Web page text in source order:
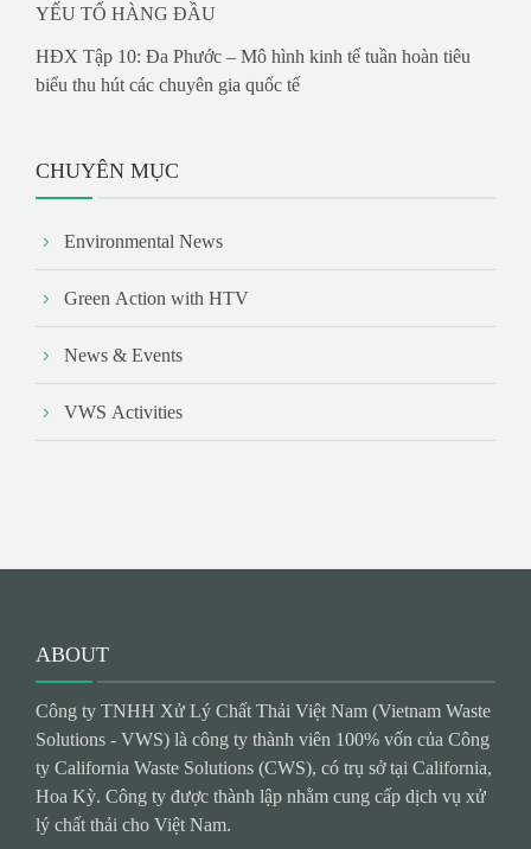
YẾU TỐ HÀNG ĐẦU
HĐX Tập 10: Đa Phước – Mô hình kinh tế tuần hoàn tiêu
biểu thu hút các chuyên gia quốc tế
CHUYÊN MỤC
Environmental News
Green Action with HTV
News & Events
VWS Activities
ABOUT
Công ty TNHH Xử Lý Chất Thải Việt Nam (Vietnam Waste
Solutions - VWS) là công ty thành viên 100% vốn của Công
ty California Waste Solutions (CWS), có trụ sở tại California,
Hoa Kỳ. Công ty được thành lập nhằm cung cấp dịch vụ xử
lý chất thải cho Việt Nam.